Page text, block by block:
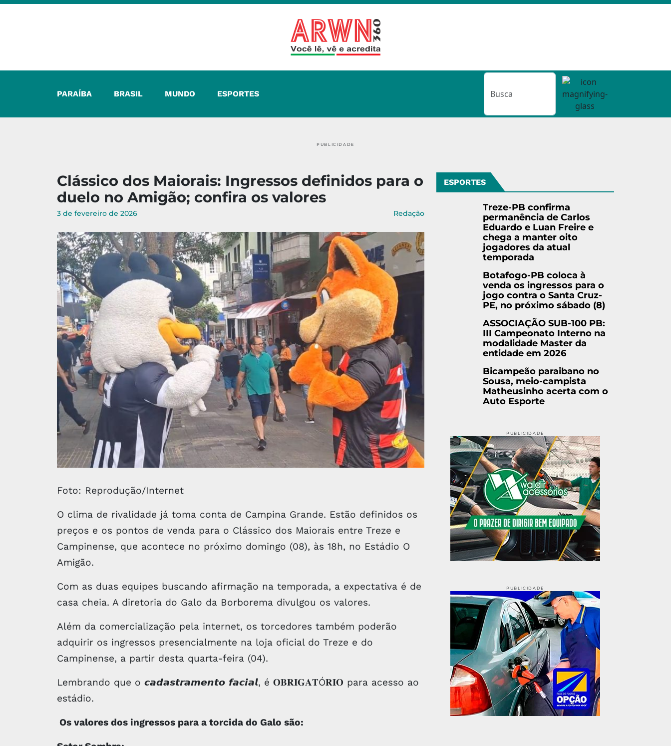
PARAÍBA BRASIL MUNDO ESPORTES
PUBLICIDADE
Clássico dos Maiorais: Ingressos definidos para o
duelo no Amigão; confira os valores
3 de fevereiro de 2026 Redação
Foto: Reprodução/Internet
O clima de rivalidade já toma conta de Campina Grande. Estão definidos os
preços e os pontos de venda para o Clássico dos Maiorais entre Treze e
Campinense, que acontece no próximo domingo (08), às 18h, no Estádio O
Amigão.
Com as duas equipes buscando afirmação na temporada, a expectativa é de
casa cheia. A diretoria do Galo da Borborema divulgou os valores.
Além da comercialização pela internet, os torcedores também poderão
adquirir os ingressos presencialmente na loja oficial do Treze e do
Campinense, a partir desta quarta-feira (04).
Lembrando que o 𝙘𝙖𝙙𝙖𝙨𝙩𝙧𝙖𝙢𝙚𝙣𝙩𝙤 𝙛𝙖𝙘𝙞𝙖𝙡, é 𝐎𝐁𝐑𝐈𝐆𝐀𝐓Ó𝐑𝐈𝐎 para acesso ao
estádio.
Os valores dos ingressos para a torcida do Galo são:
ESPORTES
Treze-PB confirma
permanência de Carlos
Eduardo e Luan Freire e
chega a manter oito
jogadores da atual
temporada
Botafogo-PB coloca à
venda os ingressos para o
jogo contra o Santa Cruz-
PE, no próximo sábado (8)
ASSOCIAÇÃO SUB-100 PB:
III Campeonato Interno na
modalidade Master da
entidade em 2026
Bicampeão paraibano no
Sousa, meio-campista
Matheusinho acerta com o
Auto Esporte
PUBLICIDADE
PUBLICIDADE